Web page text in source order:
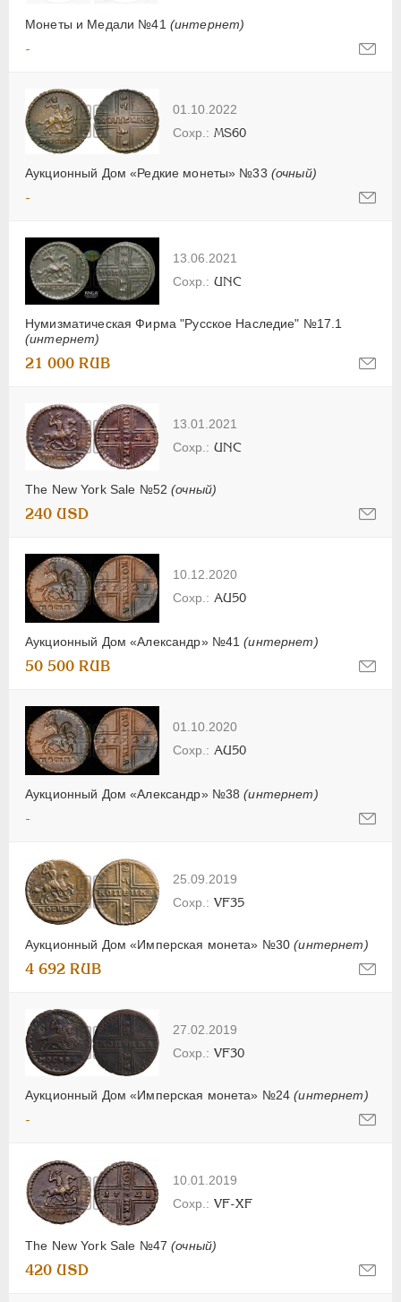
Монеты и Медали №41 (интернет)
-
01.10.2022
Аукционный Дом «Редкие монеты» №33 (очный)
MS60
-
13.06.2021
Нумизматическая Фирма "Русское Наследие" №17.1
(интернет)
UNC
21 000 RUB
13.01.2021
The New York Sale №52(очный)
UNC
240 USD
10.12.2020
Аукционный Дом «Александр» №41(интернет)
AU50
50 500 RUB
01.10.2020
Аукционный Дом «Александр» №38(интернет)
AU50
-
25.09.2019
Аукционный Дом «Имперская монета» №30(интернет)
VF35
4 692 RUB
27.02.2019
Аукционный Дом «Имперская монета» №24(интернет)
VF30
-
10.01.2019
The New York Sale №47(очный)
VF-XF
420 USD